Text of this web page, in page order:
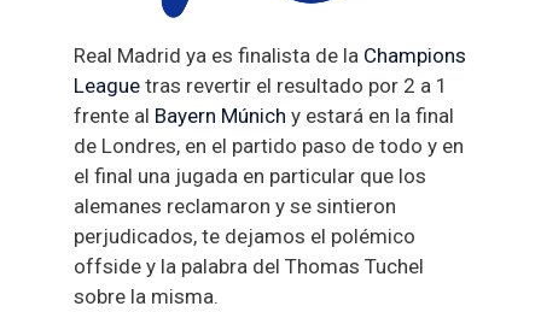
Real Madrid ya es finalista de la Champions
Leaguetras revertir el resultado por 2 a 1
frente al Bayern Múnich y estará en la final
de Londres, en el partido paso de todo y en
el final una jugada en particular que los
alemanes reclamaron y se sintieron
perjudicados, te dejamos el polémico
offside y la palabra del Thomas Tuchel
sobre la misma.